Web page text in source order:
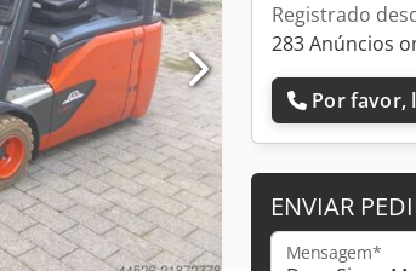
Registrado
283 Anúncios
Por favor,
ENVIAR
Mensagem*